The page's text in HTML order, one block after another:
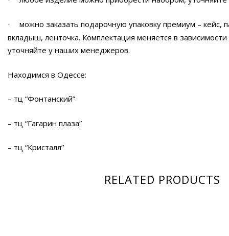
·
можно заказать подарочную упаковку премиум – кейс,
вкладыш, ленточка. Комплектация меняется в
уточняйте у наших менеджеров.
Находимся в Одессе:
– тц “Фонтанский”
– тц “Гагарин плаза”
– тц “Кристалл”
RELATED PRODUCTS